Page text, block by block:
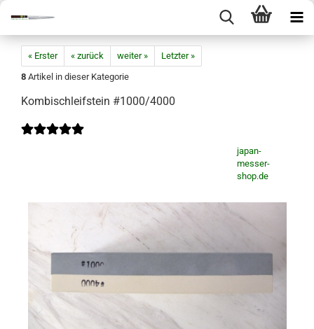
« Erster « zurück weiter »
Letzter »
8 Artikel in dieser Kategorie
Kombischleifstein #1000/4000
japan-
messer-
shop.de